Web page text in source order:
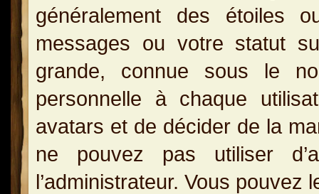
généralement des étoiles
messages ou votre statut
grande, connue sous le
personnelle à chaque
avatars et de décider de la
ne pouvez pas utiliser
l’administrateur. Vous